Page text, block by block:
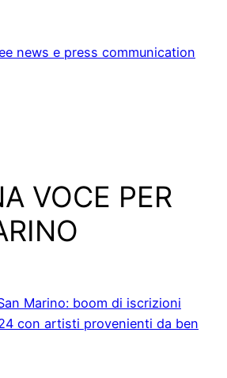
news e press communication
VOCE PER